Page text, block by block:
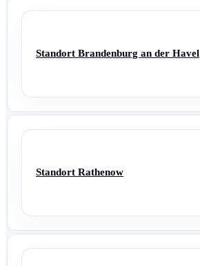
Standort Brandenburg an der Havel
Standort Rathenow